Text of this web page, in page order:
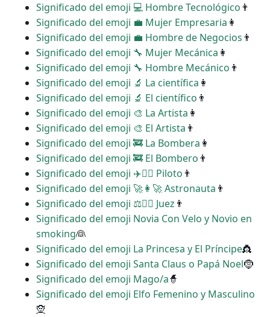
Significado del emoji ‍💻 Hombre Tecnológico 👨
Significado del emoji ‍💼 Mujer Empresaria 👩
Significado del emoji ‍💼 Hombre de Negocios 👨
Significado del emoji ‍🔧 Mujer Mecánica 👩
Significado del emoji ‍🔧 Hombre Mecánico 👨
Significado del emoji ‍🔬 La científica 👩
Significado del emoji ‍🔬 El científico 👨
Significado del emoji ‍🎨 La Artista 👩
Significado del emoji ‍🎨 El Artista 👨
Significado del emoji ‍🚒 La Bombera 👩
Significado del emoji ‍🚒 El Bombero 👨
Significado del emoji ‍✈️👩‍✈️ Piloto 👨
Significado del emoji ‍🚀👩‍🚀 Astronauta 👨
Significado del emoji ‍⚖️👩‍⚖️ Juez 👨
Significado del emoji Novia Con Velo y Novio en
smoking👰
Significado del emoji La Princesa y El Príncipe👸
Significado del emoji Santa Claus o Papá Noel🤶
Significado del emoji Mago/a🧙
Significado del emoji Elfo Femenino y Masculino
🧝